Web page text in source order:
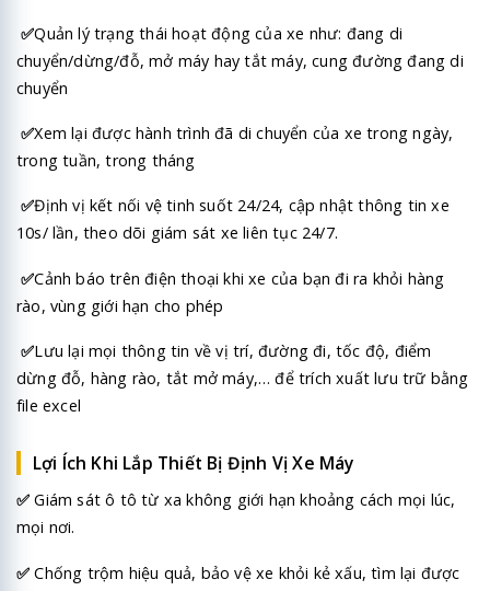
✅Quản lý trạng thái hoạt động của xe như: đang di
chuyển/dừng/đỗ, mở máy hay tắt máy, cung đường đang di
chuyển
✅Xem lại được hành trình đã di chuyển của xe trong ngày,
trong tuần, trong tháng
✅Định vị kết nối vệ tinh suốt 24/24, cập nhật thông tin xe
10s/ lần, theo dõi giám sát xe liên tục 24/7.
✅Cảnh báo trên điện thoại khi xe của bạn đi ra khỏi hàng
rào, vùng giới hạn cho phép
✅Lưu lại mọi thông tin về vị trí, đường đi, tốc độ, điểm
dừng đỗ, hàng rào, tắt mở máy,… để trích xuất lưu trữ bằng
file excel
Lợi Ích Khi Lắp Thiết Bị Định Vị Xe Máy
✅ Giám sát ô tô từ xa không giới hạn khoảng cách mọi lúc,
mọi nơi.
✅ Chống trộm hiệu quả, bảo vệ xe khỏi kẻ xấu, tìm lại được